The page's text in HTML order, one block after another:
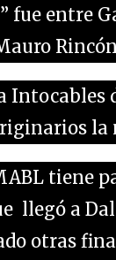
fue entre
Rincón
Intocables
la
tiene
llegó a
otras